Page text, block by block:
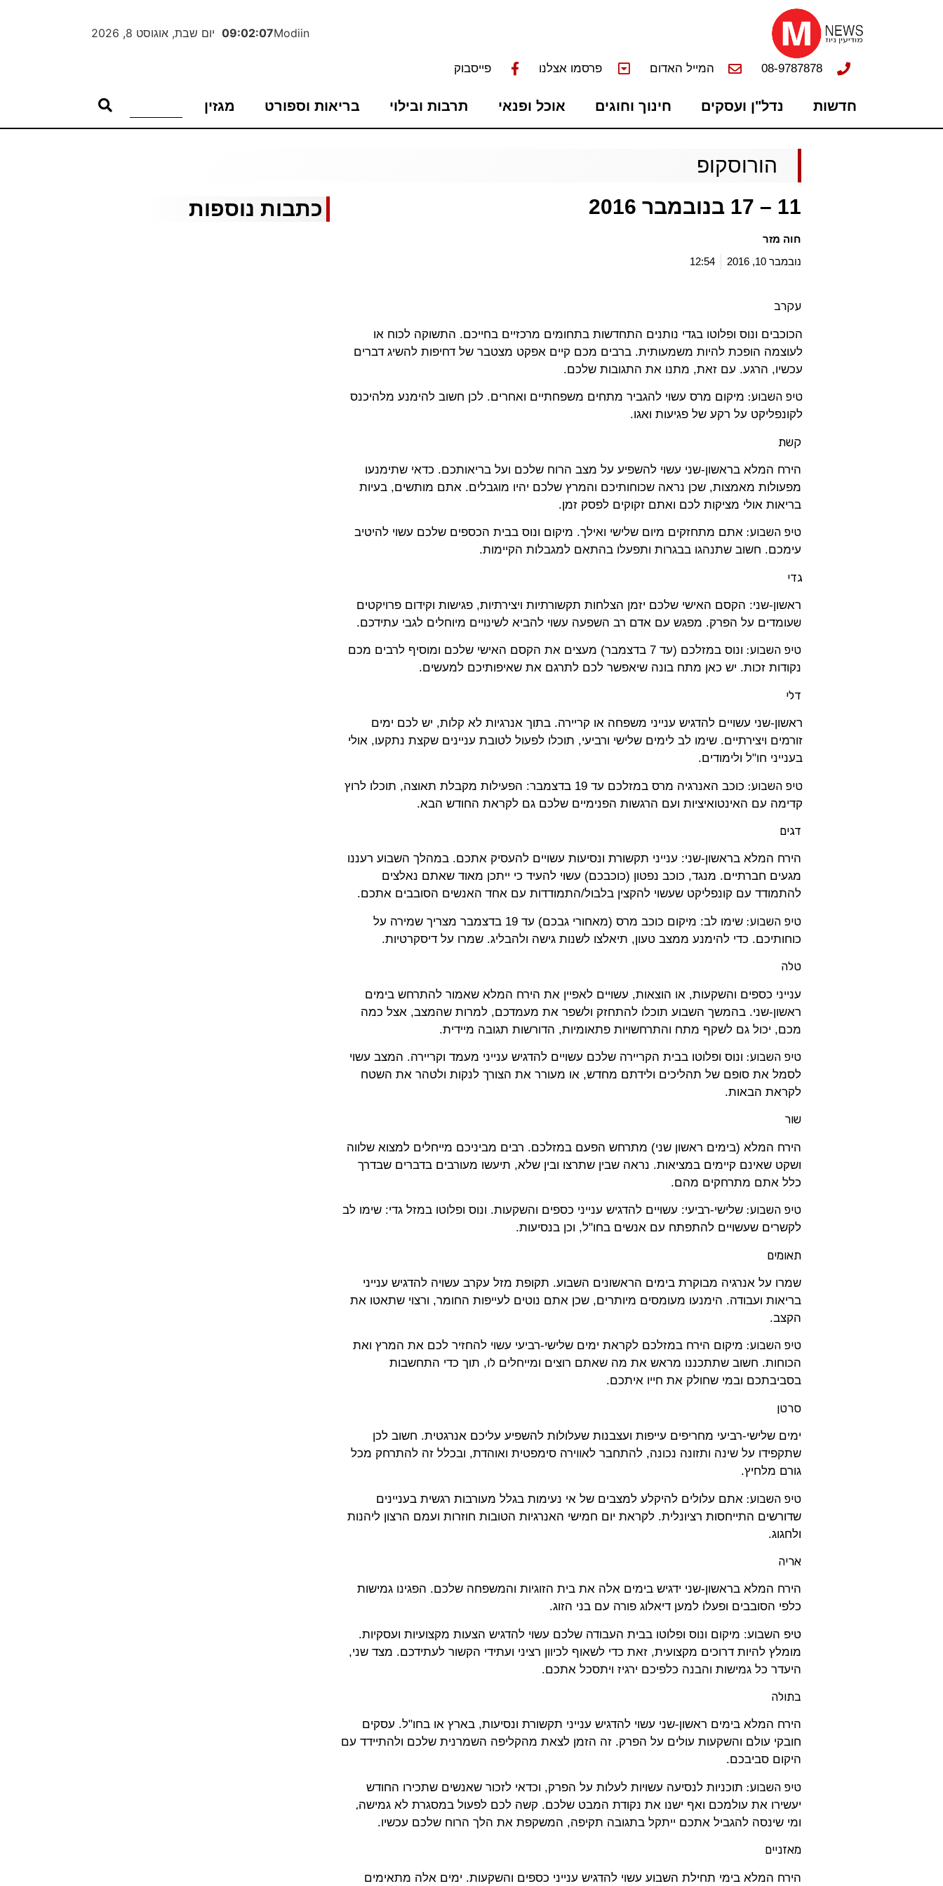
Modiin
09:02:08 יום שבת, אוגוסט 8, 2026
08-9787878 המייל האדום פרסמו אצלנו פייסבוק
חדשות נדל"ן ועסקים חינוך וחוגים אוכל ופנאי תרבות ובילוי בריאות וספורט מגזין
הורוסקופ
11 – 17 בנובמבר 2016
חוה מזר
נובמבר 10, 2016
12:54
עקרב
הכוכבים ונוס ופלוטו בגדי נותנים התחדשות בתחומים מרכזיים בחייכם. התשוקה לכוח או
לעוצמה הופכת להיות משמעותית. ברבים מכם קיים אפקט מצטבר של דחיפות להשיג דברים
עכשיו, הרגע. עם זאת, מתנו את התגובות שלכם.
טיפ השבוע: מיקום מרס עשוי להגביר מתחים משפחתיים ואחרים. לכן חשוב להימנע מלהיכנס
לקונפליקט על רקע של פגיעות ואגו.
קשת
הירח המלא בראשון-שני עשוי להשפיע על מצב הרוח שלכם ועל בריאותכם. כדאי שתימנעו
מפעולות מאמצות, שכן נראה שכוחותיכם והמרץ שלכם יהיו מוגבלים. אתם מותשים, בעיות
בריאות אולי מציקות לכם ואתם זקוקים לפסק זמן.
טיפ השבוע: אתם מתחזקים מיום שלישי ואילך. מיקום ונוס בבית הכספים שלכם עשוי להיטיב
עימכם. חשוב שתנהגו בבגרות ותפעלו בהתאם למגבלות הקיימות.
גדי
ראשון-שני: הקסם האישי שלכם יזמן הצלחות תקשורתיות ויצירתיות, פגישות וקידום פרויקטים
שעומדים על הפרק. מפגש עם אדם רב השפעה עשוי להביא לשינויים מיוחלים לגבי עתידכם.
טיפ השבוע:
ונוס במזלכם (עד 7 בדצמבר) מעצים את הקסם האישי שלכם ומוסיף לרבים מכם
נקודות זכות. יש כאן מתח בונה שיאפשר לכם לתרגם את שאיפותיכם למעשים.
דלי
ראשון-שני עשויים להדגיש ענייני משפחה או קריירה. בתוך אנרגיות לא קלות, יש לכם ימים
זורמים ויצירתיים. שימו לב לימים שלישי ורביעי, תוכלו לפעול לטובת עניינים שקצת נתקעו, אולי
בענייני חו"ל ולימודים.
טיפ השבוע:
כוכב האנרגיה מרס במזלכם עד 19 בדצמבר: הפעילות מקבלת תאוצה, תוכלו לרוץ
קדימה עם האינטואיציות ועם הרגשות הפנימיים שלכם גם לקראת החודש הבא.
דגים
הירח המלא בראשון-שני: ענייני תקשורת ונסיעות עשויים להעסיק אתכם. במהלך השבוע רעננו
מגעים חברתיים. מנגד, כוכב נפטון (כוכבכם) עשוי להעיד כי ייתכן מאוד שאתם נאלצים
להתמודד עם קונפליקט שעשוי להקצין בלבול/התמודדות עם אחד האנשים הסובבים אתכם.
טיפ השבוע:
שימו לב: מיקום כוכב מרס (מאחורי גבכם) עד 19 בדצמבר מצריך שמירה על
כוחותיכם. כדי להימנע ממצב טעון, תיאלצו לשנות גישה ולהבליג. שמרו על דיסקרטיות.
טלה
ענייני כספים והשקעות, או הוצאות, עשויים לאפיין את הירח המלא שאמור להתרחש בימים
ראשון-שני. בהמשך השבוע תוכלו להתחזק ולשפר את מעמדכם, למרות שהמצב, אצל כמה
מכם, יכול גם לשקף מתח והתרחשויות פתאומיות, הדורשות תגובה מיידית.
טיפ השבוע: ונוס ופלוטו בבית הקריירה שלכם עשויים להדגיש ענייני מעמד וקריירה. המצב עשוי
לסמל את סופם של תהליכים ולידתם מחדש, או מעורר את הצורך לנקות ולטהר את השטח
לקראת הבאות.
שור
הירח המלא (בימים ראשון שני) מתרחש הפעם במזלכם. רבים מביניכם מייחלים למצוא שלווה
ושקט שאינם קיימים במציאות. נראה שבין שתרצו ובין שלא, תיעשו מעורבים בדברים שבדרך
כלל אתם מתרחקים מהם.
טיפ השבוע: שלישי-רביעי: עשויים להדגיש ענייני כספים והשקעות. ונוס ופלוטו במזל גדי: שימו לב
לקשרים שעשויים להתפתח עם אנשים בחו"ל, וכן בנסיעות.
תאומים
שמרו על אנרגיה מבוקרת בימים הראשונים השבוע. תקופת מזל עקרב עשויה להדגיש ענייני
בריאות ועבודה. הימנעו מעומסים מיותרים, שכן אתם נוטים לעייפות החומר, ורצוי שתאטו את
הקצב.
טיפ השבוע: מיקום הירח במזלכם לקראת ימים שלישי-רביעי עשוי להחזיר לכם את המרץ ואת
הכוחות. חשוב שתתכננו מראש את מה שאתם רוצים ומייחלים לו, תוך כדי התחשבות
בסביבתכם ובמי שחולק את חייו איתכם.
סרטן
ימים שלישי-רביעי מחריפים עייפות ועצבנות שעלולות להשפיע עליכם אנרגטית. חשוב לכן
שתקפידו על שינה ותזונה נכונה, להתחבר לאווירה סימפטית ואוהדת, ובכלל זה להתרחק מכל
גורם מלחיץ.
טיפ השבוע: אתם עלולים להיקלע למצבים של אי נעימות בגלל מעורבות רגשית בעניינים
שדורשים התייחסות רציונלית. לקראת יום חמישי האנרגיות הטובות חוזרות ועמם הרצון ליהנות
ולחגוג.
אריה
הירח המלא בראשון-שני ידגיש בימים אלה את בית הזוגיות והמשפחה שלכם. הפגינו גמישות
כלפי הסובבים ופעלו למען דיאלוג פורה עם בני הזוג.
טיפ השבוע: מיקום ונוס ופלוטו בבית העבודה שלכם עשוי להדגיש הצעות מקצועיות ועסקיות.
מומלץ להיות דרוכים מקצועית, זאת כדי לשאוף לכיוון רציני ועתידי הקשור לעתידכם. מצד שני,
היעדר כל גמישות והבנה כלפיכם ירגיז ויתסכל אתכם.
בתולה
הירח המלא בימים ראשון-שני עשוי להדגיש ענייני תקשורת ונסיעות, בארץ או בחו"ל. עסקים
חובקי עולם והשקעות עולים על הפרק. זה הזמן לצאת מהקליפה השמרנית שלכם ולהתיידד עם
היקום סביבכם.
טיפ השבוע: תוכניות לנסיעה עשויות לעלות על הפרק, וכדאי לזכור שאנשים שתכירו החודש
יעשירו את עולמכם ואף ישנו את נקודת המבט שלכם. קשה לכם לפעול במסגרת לא גמישה,
ומי שינסה להגביל אתכם ייתקל בתגובה תקיפה, המשקפת את הלך הרוח שלכם עכשיו.
מאזניים
הירח המלא בימי תחילת השבוע עשוי להדגיש ענייני כספים והשקעות. ימים אלה מתאימים
כתבות נוספות